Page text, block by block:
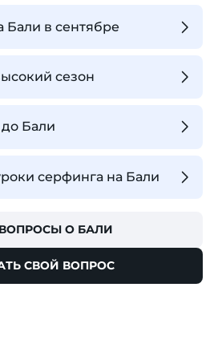
Бали в сентябре
сезон
до Бали
серфинга на Бали
О БАЛИ
СВОЙ ВОПРОС